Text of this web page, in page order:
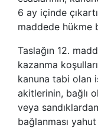
6 ay içinde
maddede hükme
Taslağın 12.
kazanma
kanuna tabi olan
akitlerinin, bağlı
veya
bağlanması